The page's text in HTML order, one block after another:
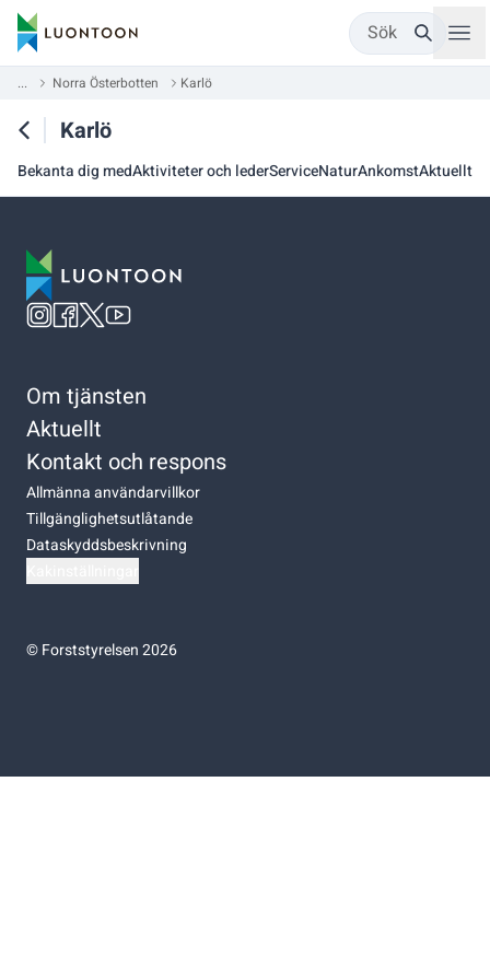
Sök
... Norra Österbotten Karlö
Karlö
Bekanta dig medAktiviteter och lederServiceNaturAnkomstAktuellt
Om tjänsten
Aktuellt
Kontakt och respons
Allmänna användarvillkor
Tillgänglighetsutlåtande
Dataskyddsbeskrivning
©Forststyrelsen 2026